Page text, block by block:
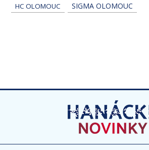
HC OLOMOUC SIGMA OLOMOUC